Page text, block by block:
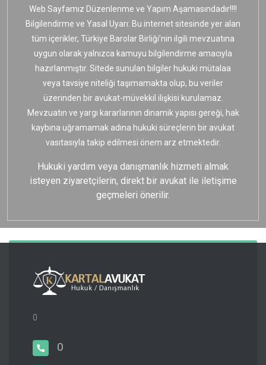
Web Sayfamız Düzenlenme ve Yapım Aşamasındadır!!!!
Bilgilendirme ve Yasal Uyarı: Bu internet sitesinde yer alan
tüm içerikler, Türkiye Barolar Birliği’nin ilgili mevzuatına
uygun olarak yalnızca kamuyu bilgilendirme amacıyla
hazırlanmıştır. Sitede sunulan bilgiler hukuki mütalaa
veya tavsiye niteliği taşımamakta olup, bu veriler
üzerinden bir avukat-müvekkil ilişkisi kurulamaz.
Mevzuatın ve yargı kararlarının dinamik yapısı gereği, hak
kaybına uğramamak adına hukuki süreçlerin bir avukat
vasıtasıyla takip edilmesi önem arz etmektedir.
Hukuki yardım veya danışmanlık hizmeti almak
isteyen ziyaretçilerin, direkt bir avukat ile iletişime
geçmeleri önerilir.
0
0